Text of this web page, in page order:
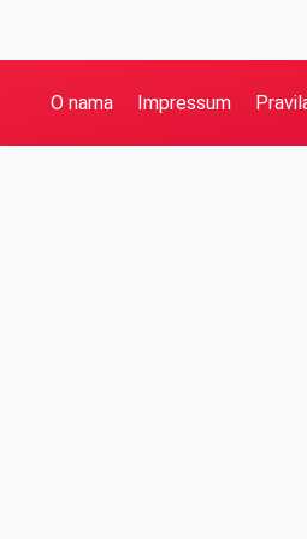
O nama Impressum